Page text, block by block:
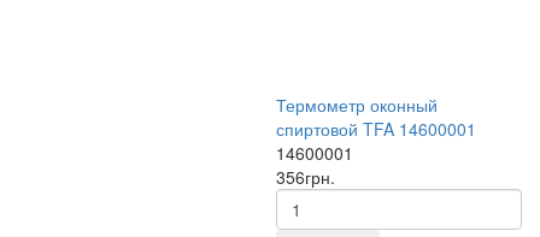
Термометр оконный
спиртовой TFA 14600001
14600001
356грн.